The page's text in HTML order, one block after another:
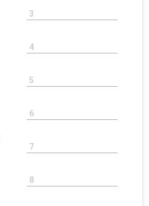
3
4
5
6
7
8